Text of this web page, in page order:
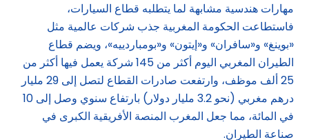
مهارات هندسية مشابهة لما يتطلبه قطاع السيارات،
فاستطاعت الحكومة المغربية جذب شركات عالمية مثل
«بوينغ» و«سافران» و«إيتون» و«بومباردييه»، ويضم قطاع
الطيران المغربي اليوم أكثر من 145 شركة يعمل فيها أكثر من
25 ألف موظف، وارتفعت صادرات القطاع لتصل إلى 29 مليار
درهم مغربي (نحو 3.2 مليار دولار) بارتفاع سنوي وصل إلى 10
في المائة، مما جعل المغرب المنصة الأفريقية الكبرى في
صناعة الطيران.